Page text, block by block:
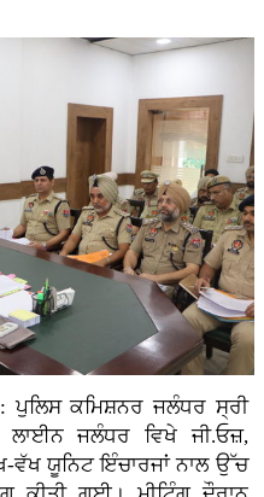
ਕਮਿਸ਼ਨਰ ਜਲੰਧਰ ਸ੍ਰੀ
ਲਾਈਨ ਜਲੰਧਰ ਵਿਖੇ ਜੀ.ਓਜ਼,
ਵੱਖ ਯੂਨਿਟ ਇੰਚਾਰਜਾਂ ਨਾਲ ਉੱਚ